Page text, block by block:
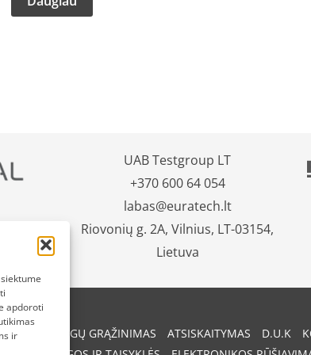
apdoroti
ir
UAB Testgroup LT
+370 600 64 054
labas@euratech.lt
Riovonių g. 2A, Vilnius, LT-03154,
Lietuva
IR PINIGŲ GRĄŽINIMAS ATSISKAITYMAS D.U.K